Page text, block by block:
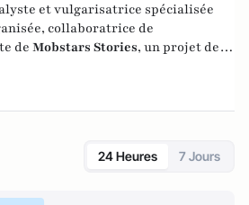
et vulgarisatrice spécialisée
collaboratrice de
de Mobstars Stories, un projet de
sociaux qui explore les
et ses représentations.
24 Heures 7 Jours